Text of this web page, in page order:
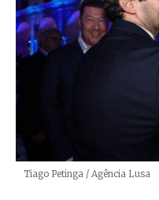
Créditos
Tiago Petinga / Agência Lusa